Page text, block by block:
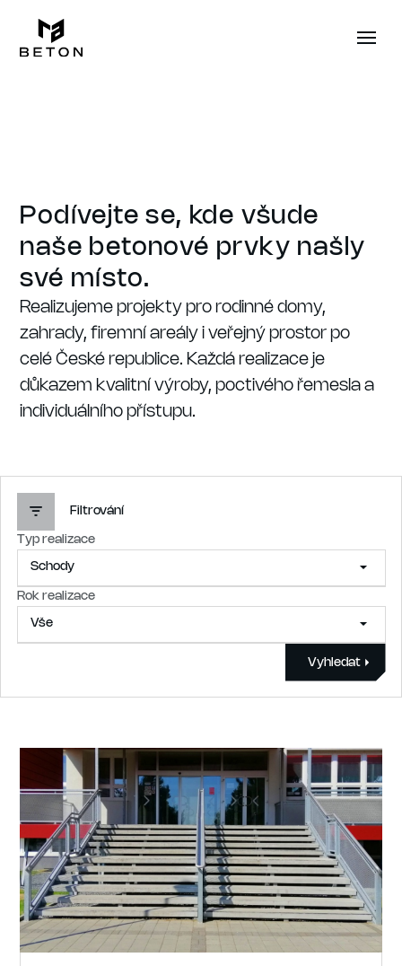
Podívejte se, kde všude
naše betonové prvky našly
své místo.
Realizujeme projekty pro rodinné domy,
zahrady, firemní areály i veřejný prostor po
celé České republice. Každá realizace je
důkazem kvalitní výroby, poctivého řemesla a
individuálního přístupu.
Filtrování
Typ realizace
Schody
Vše
Zahradní kuchyně
Schody
Soklové desky
Rok realizace
Vše
2024
2025
2026
Vyhledat